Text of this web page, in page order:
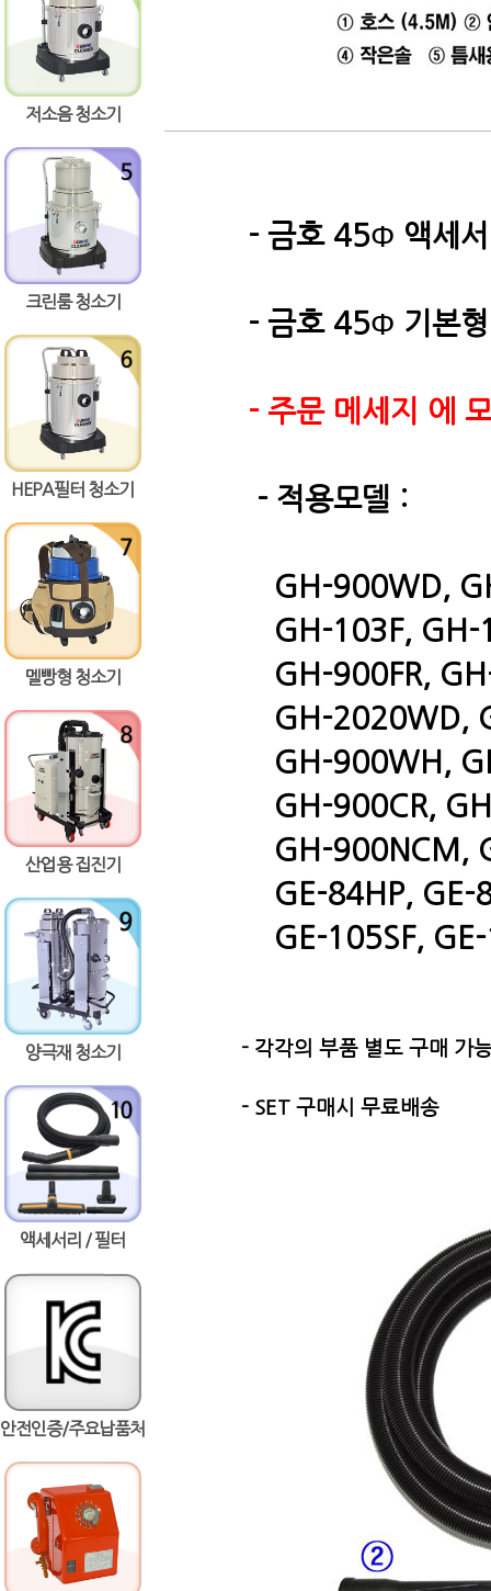
저소음 청소기
크린룸 청소기
HEPA필터 청소기
멜빵형 청소기
산업용 집진기
양극재 청소기
액세서리 / 필터
안전인증/주요납품처
- 금호 45Φ 액세
- 금호 45Φ 기본
- 주문 메세지 에
- 적용모델 :
GH-900WD,
GH-103F, GH-
GH-900FR, GH-
GH-2020WD,
GH-900WH,
GH-900CR,
GH-900NCM,
GE-84HP, GE-
GE-105SF, GE-
- 각각의 부품 별도 구매 가
- SET 구매시 무료배송